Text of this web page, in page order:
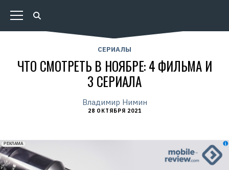
СЕРИАЛЫ
ЧТО СМОТРЕТЬ В НОЯБРЕ: 4 ФИЛЬМА И
3 СЕРИАЛА
Владимир Нимин
28 ОКТЯБРЯ 2021
erid: 2VfnxxmNzs5
РЕКЛАМА